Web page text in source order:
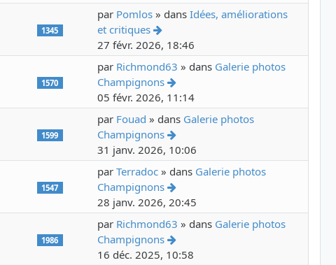
1345
par Pomlos» dans Idées, améliorations
et critiques
Voir le dernier message
27 févr. 2026, 18:46
1570
par Richmond63 » dans Galerie photos
Champignons
Voir le dernier message
05 févr. 2026, 11:14
1599
par Fouad » dans Galerie photos
Champignons
Voir le dernier message
31 janv. 2026, 10:06
1547
par Terradoc» dans Galerie photos
Champignons
Voir le dernier message
28 janv. 2026, 20:45
1986
par Richmond63 » dans Galerie photos
Champignons
Voir le dernier message
16 déc. 2025, 10:58